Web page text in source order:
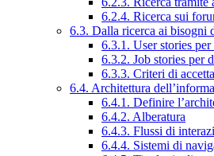
6.2.4. Ricerca sui
6.3. Dalla ricerca ai bisogni
6.3.1. User stories
6.3.2. Job stories per
6.3.3. Criteri di
6.4. Architettura
6.4.1. Definire
6.4.2. Alberatura
6.4.3. Flussi di
6.4.4. Sistemi di